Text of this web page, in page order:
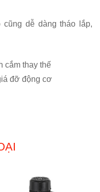
dễ dàng tháo lắp,
cắm thay thế
đỡ động cơ